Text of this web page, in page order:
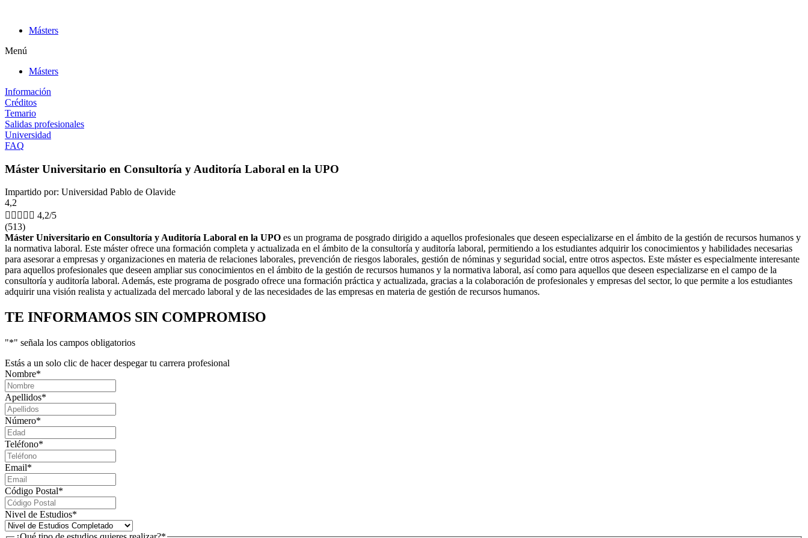
contenidoMásters
Menú
Másters
Información
Créditos
Temario
Salidas profesionales
Universidad
FAQ
Máster Universitario en Consultoría y Auditoría Laboral en la UPO
Impartido por: Universidad Pablo de Olavide
4,2
     4,2/5
(513)
Máster Universitario en Consultoría y Auditoría Laboral en la UPO es un programa de posgrado dirigido a aquellos profesionales que deseen especializarse en el ámbito de la gestión de recursos humanos y
la normativa laboral. Este máster ofrece una formación completa y actualizada en el ámbito de la consultoría y auditoría laboral, permitiendo a los estudiantes adquirir los conocimientos y habilidades necesarias
para asesorar a empresas y organizaciones en materia de relaciones laborales, prevención de riesgos laborales, gestión de nóminas y seguridad social, entre otros aspectos. Este máster es especialmente interesante
para aquellos profesionales que deseen ampliar sus conocimientos en el ámbito de la gestión de recursos humanos y la normativa laboral, así como para aquellos que deseen especializarse en el campo de la
consultoría y auditoría laboral. Además, este programa de posgrado ofrece una formación práctica y actualizada, gracias a la colaboración de profesionales y empresas del sector, lo que permite a los estudiantes
adquirir una visión realista y actualizada del mercado laboral y de las necesidades de las empresas en materia de gestión de recursos humanos.
TE INFORMAMOS SIN COMPROMISO
"*" señala los campos obligatorios
Estás a un solo clic de hacer despegar tu carrera profesional
Nombre*
Apellidos*
Número*
Teléfono*
Email*
Código Postal*
Nivel de Estudios*